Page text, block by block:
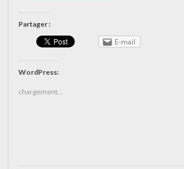
Partager :
E-mail
WordPress:
chargement…